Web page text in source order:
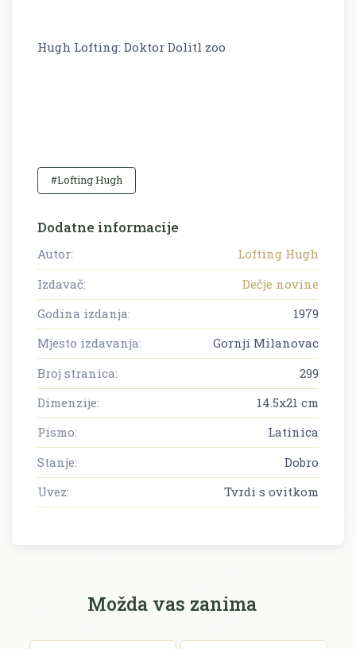
Hugh Lofting: Doktor Dolitl zoo
#Lofting Hugh
Dodatne informacije
Autor:
Lofting Hugh
Izdavač:
Dečje novine
Godina izdanja:
1979
Mjesto izdavanja:
Gornji Milanovac
Broj stranica:
299
Dimenzije:
14.5x21 cm
Pismo:
Latinica
Stanje:
Dobro
Uvez:
Tvrdi s ovitkom
Možda vas zanima